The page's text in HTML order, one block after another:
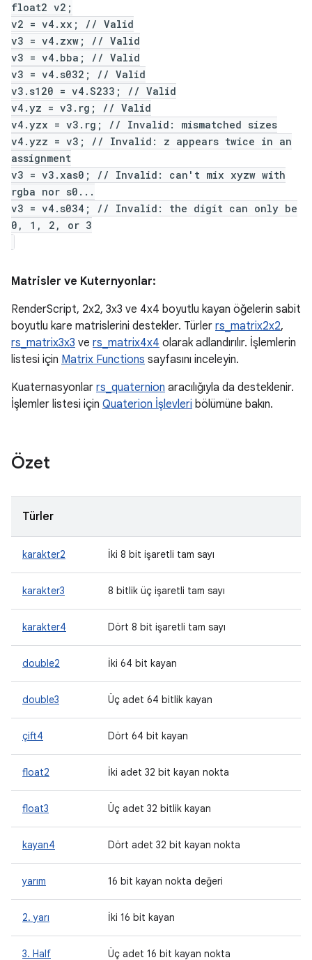
float2 v2;
v2 = v4.xx; // Valid
v3 = v4.zxw; // Valid
v3 = v4.bba; // Valid
v3 = v4.s032; // Valid
v3.s120 = v4.S233; // Valid
v4.yz = v3.rg; // Valid
v4.yzx = v3.rg; // Invalid: mismatched sizes
v4.yzz = v3; // Invalid: z appears twice in an
assignment
v3 = v3.xas0; // Invalid: can't mix xyzw with
rgba nor s0...
v3 = v4.s034; // Invalid: the digit can only be
0, 1, 2, or 3
Matrisler ve Kuternyonlar:
RenderScript, 2x2, 3x3 ve 4x4 boyutlu kayan öğelerin sabit
boyutlu kare matrislerini destekler. Türler rs_matrix2x2,
rs_matrix3x3 ve rs_matrix4x4 olarak adlandırılır. İşlemlerin
listesi için Matrix Functions sayfasını inceleyin.
Kuaternasyonlar rs_quaternion aracılığıyla da desteklenir.
İşlemler listesi için Quaterion İşlevleri bölümüne bakın.
Özet
Türler
karakter2 İki 8 bit işaretli tam sayı
karakter3 8 bitlik üç işaretli tam sayı
karakter4 Dört 8 bit işaretli tam sayı
double2 İki 64 bit kayan
double3 Üç adet 64 bitlik kayan
çift4 Dört 64 bit kayan
float2 İki adet 32 bit kayan nokta
float3 Üç adet 32 bitlik kayan
kayan4 Dört adet 32 bit kayan nokta
yarım 16 bit kayan nokta değeri
2. yarı İki 16 bit kayan
3. Half Üç adet 16 bit kayan nokta